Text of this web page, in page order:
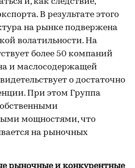
В результате этого
на рынке подвержена
волатильности. На
более 50 компаний
и маслосодержащей
о достаточно
При этом Группа
мощностями, что
на рыночных